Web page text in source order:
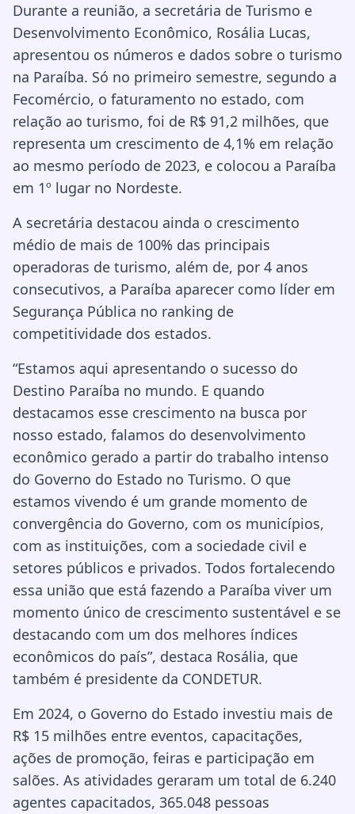
Durante a reunião, a secretária de Turismo e
Desenvolvimento Econômico, Rosália Lucas,
apresentou os números e dados sobre o turismo
na Paraíba. Só no primeiro semestre, segundo a
Fecomércio, o faturamento no estado, com
relação ao turismo, foi de R$ 91,2 milhões, que
representa um crescimento de 4,1% em relação
ao mesmo período de 2023, e colocou a Paraíba
em 1º lugar no Nordeste.
A secretária destacou ainda o crescimento
médio de mais de 100% das principais
operadoras de turismo, além de, por 4 anos
consecutivos, a Paraíba aparecer como líder em
Segurança Pública no ranking de
competitividade dos estados.
“Estamos aqui apresentando o sucesso do
Destino Paraíba no mundo. E quando
destacamos esse crescimento na busca por
nosso estado, falamos do desenvolvimento
econômico gerado a partir do trabalho intenso
do Governo do Estado no Turismo. O que
estamos vivendo é um grande momento de
convergência do Governo, com os municípios,
com as instituições, com a sociedade civil e
setores públicos e privados. Todos fortalecendo
essa união que está fazendo a Paraíba viver um
momento único de crescimento sustentável e se
destacando com um dos melhores índices
econômicos do país”, destaca Rosália, que
também é presidente da CONDETUR.
Em 2024, o Governo do Estado investiu mais de
R$ 15 milhões entre eventos, capacitações,
ações de promoção, feiras e participação em
salões. As atividades geraram um total de 6.240
agentes capacitados, 365.048 pessoas